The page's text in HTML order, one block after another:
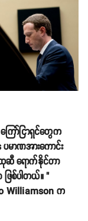
ော်ငြာရှင်တွေက
မာဏအားကောင်း
ရောက်နိုင်တာ
ြစ်ပါတယ်။ "
Williamson က